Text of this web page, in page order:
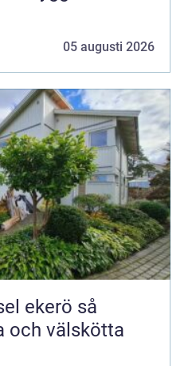
05 augusti 2026
ekerö så
och välskötta